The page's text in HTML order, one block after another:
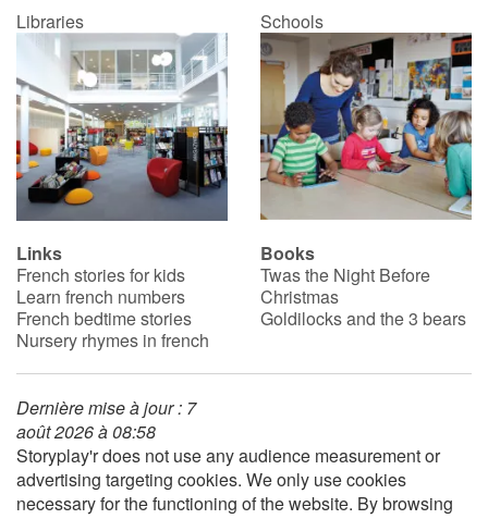
Libraries Schools
Links
French stories for kids
Learn french numbers
French bedtime stories
Nursery rhymes in french
Books
Twas the Night Before
Christmas
Goldilocks and the 3 bears
Dernière mise à jour : 7
août 2026 à 08:58
Storyplay'r does not use any audience measurement or
advertising targeting cookies. We only use cookies
necessary for the functioning of the website. By browsing